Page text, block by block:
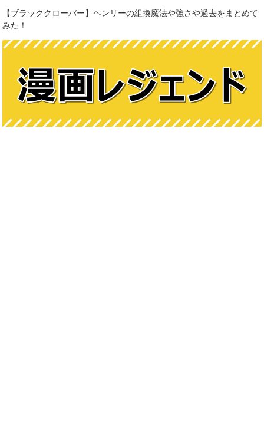
【ブラッククローバー】ヘンリーの組換魔法や強さや過去をまとめて
みた！